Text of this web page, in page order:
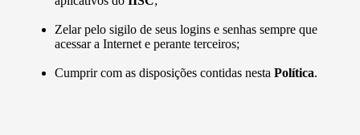
Zelar pelo sigilo de seus logins e senhas sempre que
acessar a Internet e perante terceiros;
Cumprir com as disposições contidas nesta Política.